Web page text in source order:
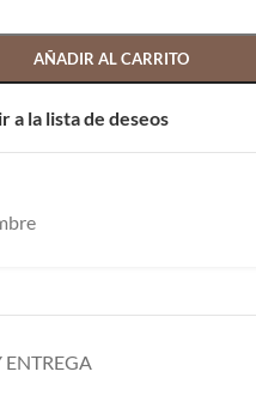
AÑADIR AL CARRITO
a la lista de deseos
ENTREGA